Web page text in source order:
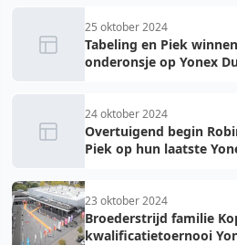
25 oktober 2024
Tabeling en Piek
onderonsje op Yonex
24 oktober 2024
Overtuigend begin
Piek op hun laatste
23 oktober 2024
Broederstrijd familie
kwalificatietoernooi